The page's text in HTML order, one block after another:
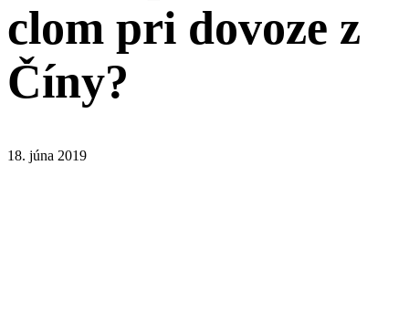
clom pri dovoze z
Číny?
18. júna 2019